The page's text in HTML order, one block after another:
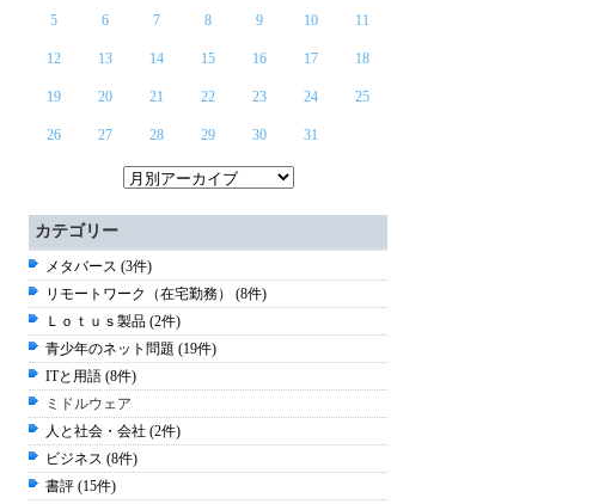
5 6 7 8 9 10 11
12 13 14 15 16 17 18
19 20 21 22 23 24 25
26 27 28 29 30 31
カテゴリー
メタバース (3件)
リモートワーク（在宅勤務） (8件)
Ｌｏｔｕｓ製品 (2件)
青少年のネット問題 (19件)
ITと用語 (8件)
ミドルウェア
人と社会・会社 (2件)
ビジネス (8件)
書評 (15件)